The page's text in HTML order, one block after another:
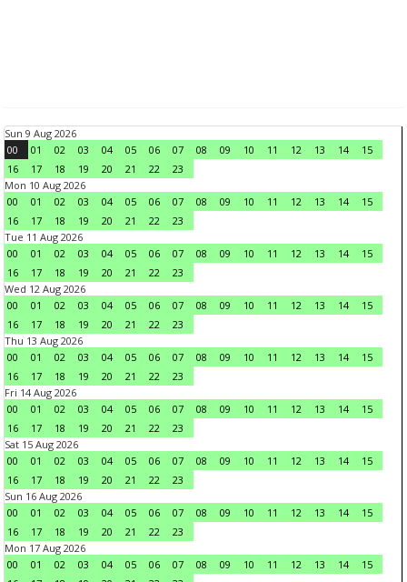
Sun 9 Aug 2026
00
01 02 03 04 05 06 07 08 09 10 11 12 13 14
15
16
17 18 19 20 21 22
23
Mon 10 Aug 2026
00
01 02 03 04 05 06 07 08 09 10 11 12 13 14
15
16
17 18 19 20 21 22
23
Tue 11 Aug 2026
00
01 02 03 04 05 06 07 08 09 10 11 12 13 14
15
16
17 18 19 20 21 22
23
Wed 12 Aug 2026
00
01 02 03 04 05 06 07 08 09 10 11 12 13 14
15
16
17 18 19 20 21 22
23
Thu 13 Aug 2026
00
01 02 03 04 05 06 07 08 09 10 11 12 13 14
15
16
17 18 19 20 21 22
23
Fri 14 Aug 2026
00
01 02 03 04 05 06 07 08 09 10 11 12 13 14
15
16
17 18 19 20 21 22
23
Sat 15 Aug 2026
00
01 02 03 04 05 06 07 08 09 10 11 12 13 14
15
16
17 18 19 20 21 22
23
Sun 16 Aug 2026
00
01 02 03 04 05 06 07 08 09 10 11 12 13 14
15
16
17 18 19 20 21 22
23
Mon 17 Aug 2026
00
01 02 03 04 05 06 07 08 09 10 11 12 13 14
15